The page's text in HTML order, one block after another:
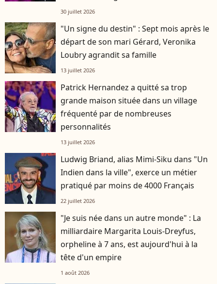
30 juillet 2026
"Un signe du destin" : Sept mois après le
départ de son mari Gérard, Veronika
Loubry agrandit sa famille
13 juillet 2026
Patrick Hernandez a quitté sa trop
grande maison située dans un village
fréquenté par de nombreuses
personnalités
13 juillet 2026
Ludwig Briand, alias Mimi-Siku dans "Un
Indien dans la ville", exerce un métier
pratiqué par moins de 4000 Français
22 juillet 2026
"Je suis née dans un autre monde" : La
milliardaire Margarita Louis-Dreyfus,
orpheline à 7 ans, est aujourd'hui à la
tête d'un empire
1 août 2026